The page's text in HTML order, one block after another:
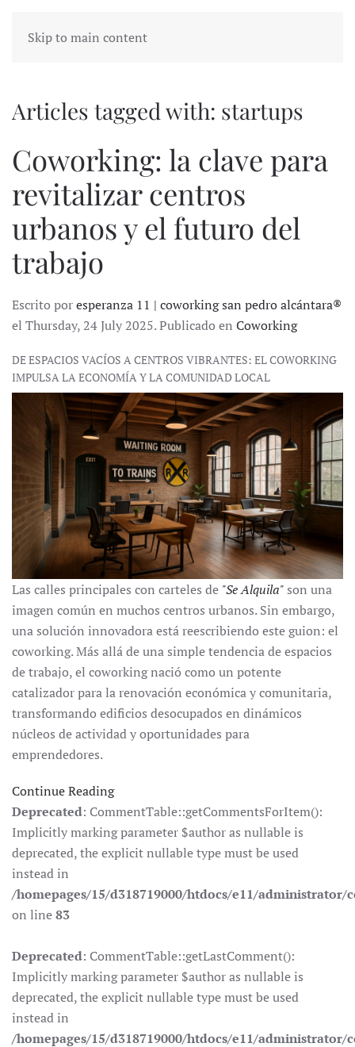
Skip to main content
Articles tagged with: startups
Coworking: la clave para
revitalizar centros
urbanos y el futuro del
trabajo
Escrito poresperanza 11 | coworking san pedro alcántara®
el Thursday, 24 July 2025. Publicado en Coworking
DE ESPACIOS VACÍOS A CENTROS VIBRANTES: EL COWORKING
IMPULSA LA ECONOMÍA Y LA COMUNIDAD LOCAL
Las calles principales con carteles de "Se Alquila" son una
imagen común en muchos centros urbanos. Sin embargo,
una solución innovadora está reescribiendo este guion: el
coworking. Más allá de una simple tendencia de espacios
de trabajo, el coworking nació como un potente
catalizador para la renovación económica y comunitaria,
transformando edificios desocupados en dinámicos
núcleos de actividad y oportunidades para
emprendedores.
Continue Reading
Deprecated: CommentTable::getCommentsForItem():
Implicitly marking parameter $author as nullable is
deprecated, the explicit nullable type must be used
instead in
/homepages/15/d318719000/htdocs/e11/
on line83
Deprecated: CommentTable::getLastComment():
Implicitly marking parameter $author as nullable is
deprecated, the explicit nullable type must be used
instead in
/homepages/15/d318719000/htdocs/e11/